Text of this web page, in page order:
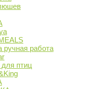
ручная работа
птиц